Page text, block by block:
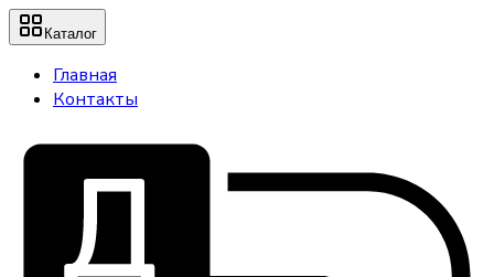
Каталог
Главная
Контакты